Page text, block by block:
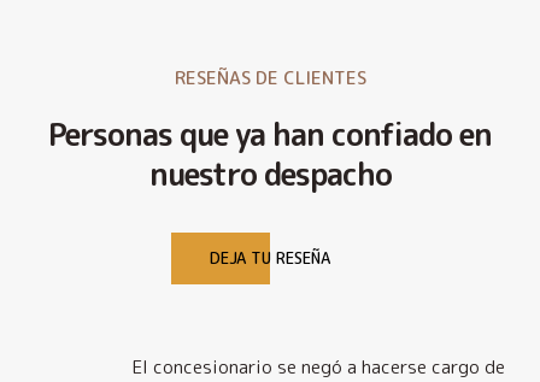
RESEÑAS DE CLIENTES
Personas que ya han confiado en
nuestro despacho
DEJA TU RESEÑA
El concesionario se negó a hacerse cargo de